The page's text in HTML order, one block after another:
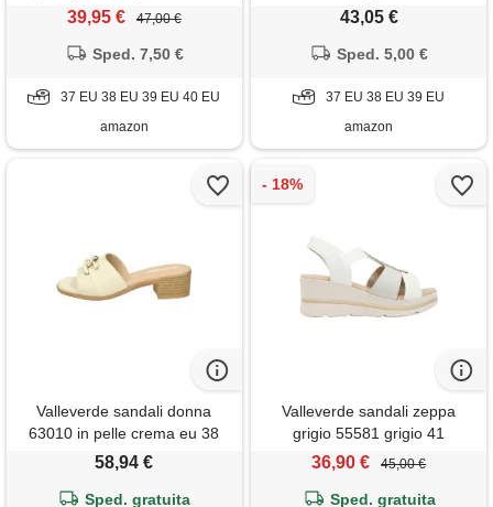
scarpe casual comode,
primavera estate. Eu 40
39,95 € 47,00 €
Sped. 7,50 €
37 EU 38 EU 39 EU 40 EU
amazon
43,05 €
Sped. 5,00 €
37 EU 38 EU 39 EU
amazon
Valleverde sandali donna
63010 in pelle crema eu 38
58,94 €
Sped. gratuita
Valleverde sandali zeppa
grigio 55581 grigio 41
36,90 € 45,00 €
Sped. gratuita